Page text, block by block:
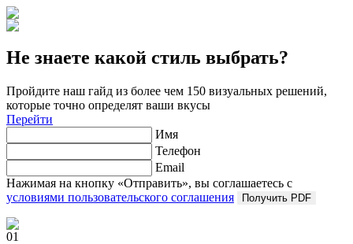
Не знаете какой стиль выбрать?
Пройдите наш гайд из более чем 150 визуальных решений,
которые точно определят ваши вкусы
Перейти
Имя
Телефон
Email
Нажимая на кнопку «Отправить», вы соглашаетесь с
условиями пользовательского соглашения
Получить PDF
01